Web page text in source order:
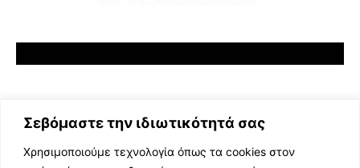
Σεβόμαστε την ιδιωτικότητά σας
Χρησιμοποιούμε τεχνολογία όπως τα cookies στον